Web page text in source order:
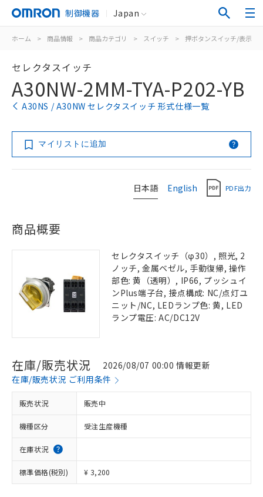
制御機器 Japan
ホーム > 商品情報 > 商品カテゴリ > スイッチ > 押ボタンスイッチ/表示灯
セレクタスイッチ
A30NW-2MM-TYA-P202-YB
A30NS / A30NW セレクタスイッチ 形式仕様一覧
マイリストに追加
日本語 English PDF出力
商品概要
セレクタスイッチ（φ30）, 照光, 2
ノッチ, 金属ベゼル, 手動復帰, 操作
部色: 黄（透明）, IP66, プッシュイ
ンPlus端子台, 接点構成: NC/点灯ユ
ニット/NC, LEDランプ色: 黄, LED
ランプ電圧: AC/DC12V
在庫/販売状況
2026/08/07 00:00 情報更新
在庫/販売状況 ご利用条件
販売状況 販売中
機種区分 受注生産機種
在庫状況
標準価格(税別) ¥ 3,200